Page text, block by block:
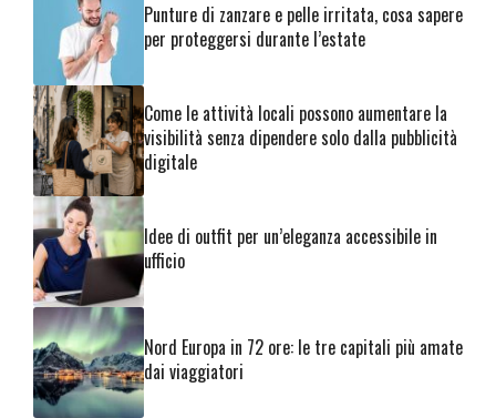
Punture di zanzare e pelle irritata, cosa sapere
per proteggersi durante l’estate
Come le attività locali possono aumentare la
visibilità senza dipendere solo dalla pubblicità
digitale
Idee di outfit per un’eleganza accessibile in
ufficio
Nord Europa in 72 ore: le tre capitali più amate
dai viaggiatori